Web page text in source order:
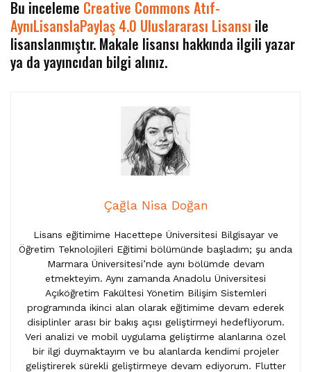
Bu inceleme Creative Commons Atıf-
AynıLisanslaPaylaş 4.0 Uluslararası Lisansı ile
lisanslanmıştır. Makale lisansı hakkında ilgili yazar
ya da yayıncıdan bilgi alınız.
Çağla Nisa Doğan
Lisans eğitimime Hacettepe Üniversitesi Bilgisayar ve
Öğretim Teknolojileri Eğitimi bölümünde başladım; şu anda
Marmara Üniversitesi’nde aynı bölümde devam
etmekteyim. Aynı zamanda Anadolu Üniversitesi
Açıköğretim Fakültesi Yönetim Bilişim Sistemleri
programında ikinci alan olarak eğitimime devam ederek
disiplinler arası bir bakış açısı geliştirmeyi hedefliyorum.
Veri analizi ve mobil uygulama geliştirme alanlarına özel
bir ilgi duymaktayım ve bu alanlarda kendimi projeler
geliştirerek sürekli geliştirmeye devam ediyorum. Flutter